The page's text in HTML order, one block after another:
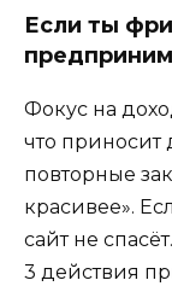
Если ты
Фокус на
что приносит
повторные
красивее».
сайт не
3 действия